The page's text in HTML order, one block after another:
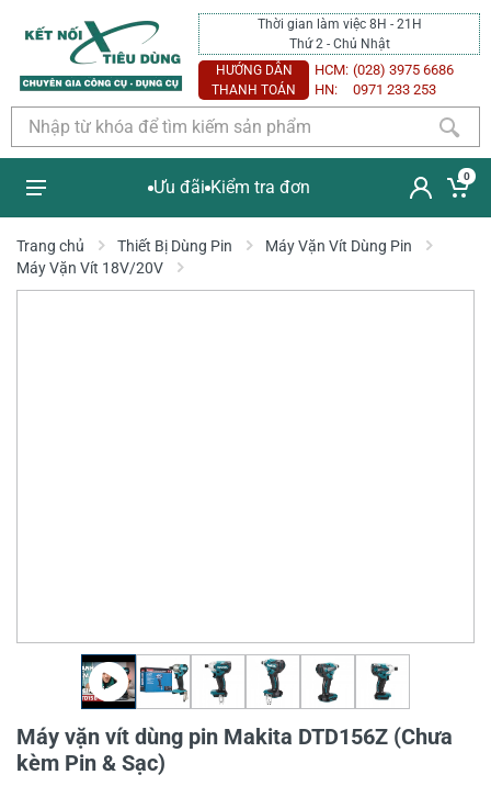
Thời gian làm việc 8H - 21H
Thứ 2 - Chủ Nhật
HƯỚNG DẪN
THANH TOÁN
HCM: (028) 3975 6686
HN:
0971 233 253
Ưu đãi Kiểm tra đơn
0
Trang chủ Thiết Bị Dùng Pin
Máy Vặn Vít Dùng Pin
Máy Vặn Vít 18V/20V
Máy vặn vít dùng pin Makita DTD156Z (Chưa
kèm Pin & Sạc)